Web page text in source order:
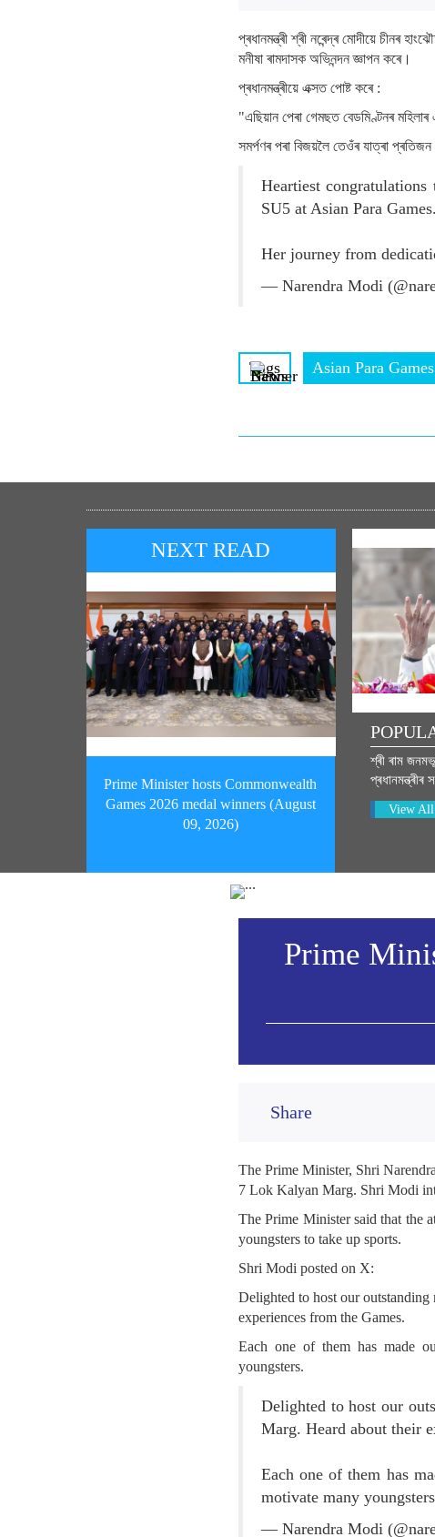
প্ৰধানমন্ত্ৰী শ্ৰী নৰেন্দ্ৰ মোদীয়ে চীনৰ
মনীষা ৰামদাসক অভিনন্দন জ্ঞাপন কৰে।
প্ৰধানমন্ত্ৰীয়ে এক্সত পোষ্ট কৰে :
"এছিয়ান পেৰা গেমছত বেডমিণ্টনৰ
সমৰ্পণৰ পৰা বিজয়লৈ তেওঁৰ যাত্ৰা
Heartiest
SU5 at Asian Para Games.
Her journey from
— Narendra Modi
Tags Asian Para Games
NEXT READ
Prime Minister hosts Commonwealth
Games 2026 medal winners (August
09, 2026)
শ্ৰী ৰাম
View All
Prime
Share
The Prime Minister, Shri
7 Lok Kalyan Marg. Shri Modi
The Prime Minister said that the
youngsters to take up sports.
Shri Modi posted on X:
Delighted to host our
experiences from the Games.
Each one of them has made
youngsters.
Delighted to host our
Marg. Heard about their
Each one of them has
motivate many
— Narendra Modi